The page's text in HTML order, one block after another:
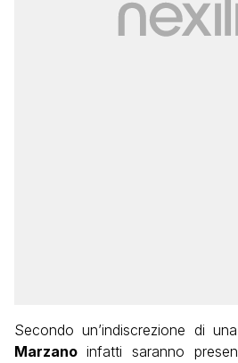
Secondo un’indiscrezione di
Marzano infatti saranno